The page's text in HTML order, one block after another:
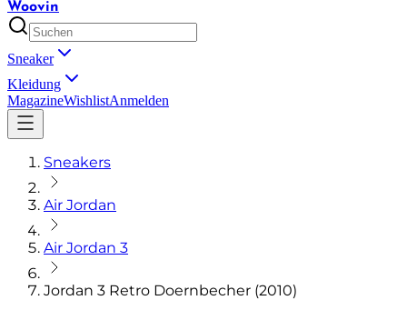
Woovin
Sneaker
Kleidung
MagazineWishlistAnmelden
Sneakers
Air Jordan
Air Jordan 3
Jordan 3 Retro Doernbecher (2010)